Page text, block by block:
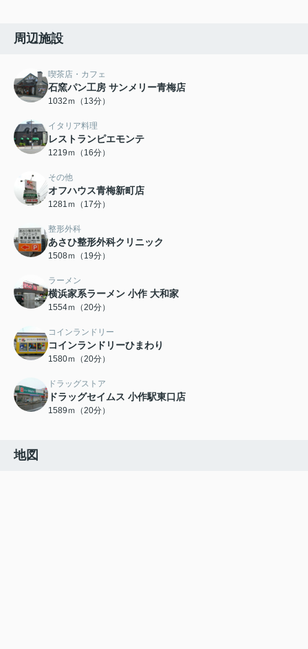
周辺施設
喫茶店・カフェ
石窯パン工房 サンメリー青梅店
1032ｍ（13分）
イタリア料理
レストランピエモンテ
1219ｍ（16分）
その他
オフハウス青梅新町店
1281ｍ（17分）
整形外科
あさひ整形外科クリニック
1508ｍ（19分）
ラーメン
横浜家系ラーメン 小作 大和家
1554ｍ（20分）
コインランドリー
コインランドリーひまわり
1580ｍ（20分）
ドラッグストア
ドラッグセイムス 小作駅東口店
1589ｍ（20分）
地図